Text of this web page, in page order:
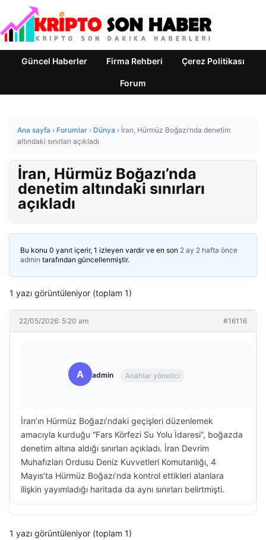
Güncel Haberler Firma Rehberi Çerez Politikası
Forum
Ana sayfa › Forumlar › Dünya › İran, Hürmüz Boğazı’nda denetim
altındaki sınırları açıkladı
İran, Hürmüz Boğazı’nda
denetim altındaki sınırları
açıkladı
Bu konu 0 yanıt içerir, 1 izleyen vardır ve en son 2 ay 2 hafta önce
admin tarafından güncellenmiştir.
1 yazı görüntüleniyor (toplam 1)
22/05/2026: 5:20 am #16116
A admin Anahtar yönetici
İran’ın Hürmüz Boğazı’ndaki geçişleri düzenlemek
amacıyla kurduğu “Fars Körfezi Su Yolu İdaresi”, boğazda
denetim altına aldığı sınırları açıkladı. İran Devrim
Muhafızları Ordusu Deniz Kuvvetleri Komutanlığı, 4
Mayıs’ta Hürmüz Boğazı’nda kontrol ettikleri alanlara
ilişkin yayımladığı haritada da aynı sınırları belirtmişti.
1 yazı görüntüleniyor (toplam 1)